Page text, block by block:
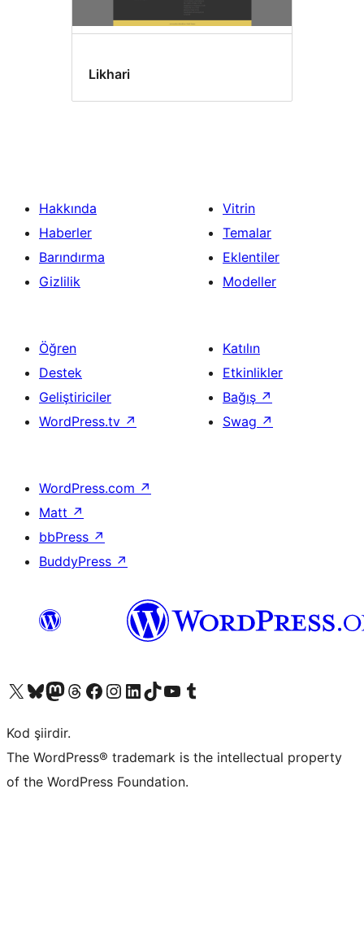
Likhari
Hakkında
Haberler
Barındırma
Gizlilik
Vitrin
Temalar
Eklentiler
Modeller
Öğren
Destek
Geliştiriciler
WordPress.tv ↗
Katılın
Etkinlikler
Bağış ↗
Swag ↗
WordPress.com ↗
Matt ↗
bbPress ↗
BuddyPress ↗
X (eski Twitter) hesabımıza bakın
Bluesky hesabımızı ziyaret edinMastodon hesabımızı ziyaret edinThreads hesabımızı ziyaret edinFacebook sayfamızı ziyaret edinInstagram hesabımızı ziyaret edinLinkedIn hesabımızı ziyaret edinTikTok hesabımızı ziyaret edinYouTube kanalımızı ziyaret edinTumblr hesabımızı ziyaret edin
Kod şiirdir.
The WordPress® trademark is the intellectual property
of the WordPress Foundation.